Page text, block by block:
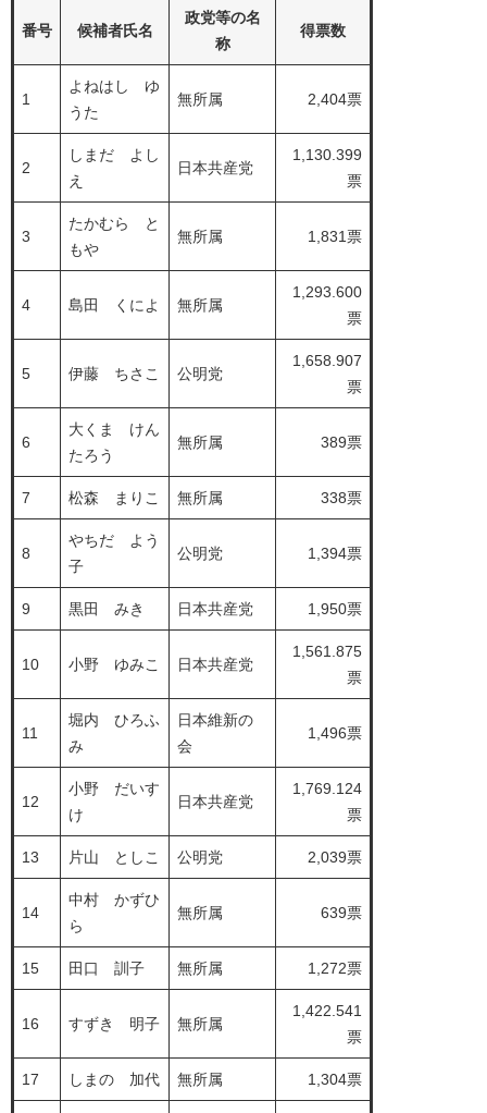
番号 候補者氏名
政党等の名
称
得票数
1
よねはし ゆ
うた
無所属 2,404票
2
しまだ よし
え
日本共産党
1,130.399
票
3
たかむら と
もや
無所属 1,831票
4 島田 くによ 無所属
1,293.600
票
5 伊藤 ちさこ 公明党
1,658.907
票
6
大くま けん
たろう
無所属 389票
7 松森 まりこ 無所属 338票
8
やちだ よう
子
公明党 1,394票
9 黒田 みき 日本共産党 1,950票
10 小野 ゆみこ 日本共産党
1,561.875
票
11
堀内 ひろふ
み
日本維新の
会
1,496票
12
小野 だいす
け
日本共産党
1,769.124
票
13 片山 としこ 公明党 2,039票
14
中村 かずひ
ら
無所属 639票
15 田口 訓子 無所属 1,272票
16 すずき 明子 無所属
1,422.541
票
17 しまの 加代 無所属 1,304票